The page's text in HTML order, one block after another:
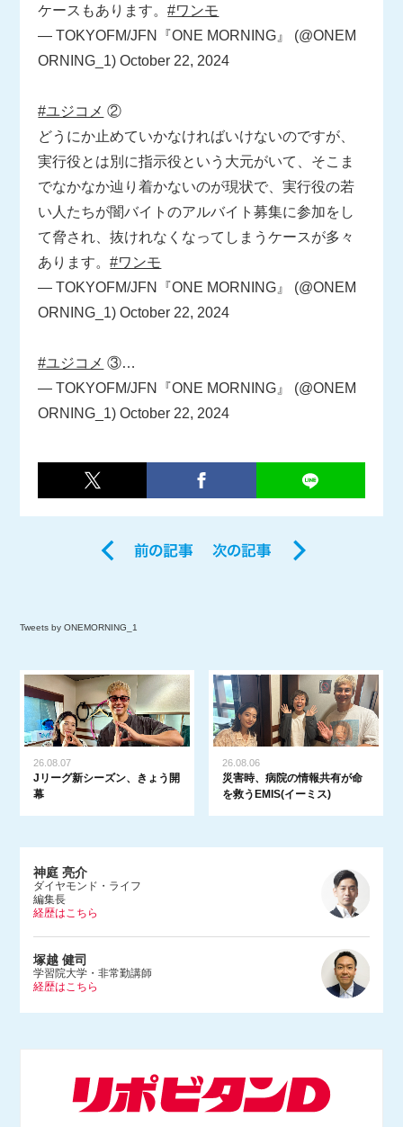
ケースもあります。#ワンモ
— TOKYOFM/JFN『ONE MORNING』 (@ONEM
ORNING_1)October 22, 2024
#ユジコメ ②
どうにか止めていかなければいけないのですが、
実行役とは別に指示役という大元がいて、そこま
でなかなか辿り着かないのが現状で、実行役の若
い人たちが闇バイトのアルバイト募集に参加をし
て脅され、抜けれなくなってしまうケースが多々
あります。#ワンモ
— TOKYOFM/JFN『ONE MORNING』 (@ONEM
ORNING_1)October 22, 2024
#ユジコメ ③…
— TOKYOFM/JFN『ONE MORNING』 (@ONEM
ORNING_1)October 22, 2024
Tweets by ONEMORNING_1
26.08.07
Jリーグ新シーズン、きょう開
幕
26.08.06
災害時、病院の情報共有が命
を救うEMIS(イーミス)
神庭 亮介
ダイヤモンド・ライフ
編集長
経歴はこちら
1983年、埼玉県生まれ。早稲田大学法学部を卒業後、2005年に朝日
新聞社入社。文化くらし報道部やデジタル編集部で記者をつとめ、2
015年にダンス営業規制問題を追った『ルポ風営法改正 踊れる国の
塚越 健司
学習院大学・非常勤講師
経歴はこちら
ースで読み解くネット社会の歩き方』（出版芸術社）をはじめ、共著
等多数。マスメディアでも積極的に発信し、朝日新 聞論壇委員（202
1年4月〜）もつとめる。